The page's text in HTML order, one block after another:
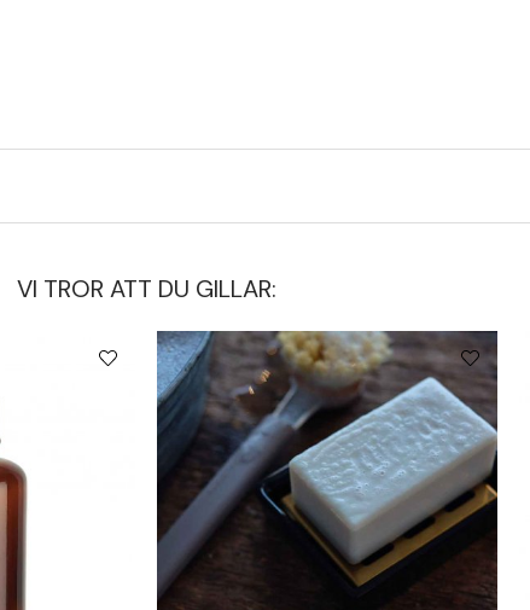
VI TROR ATT DU GILLAR: